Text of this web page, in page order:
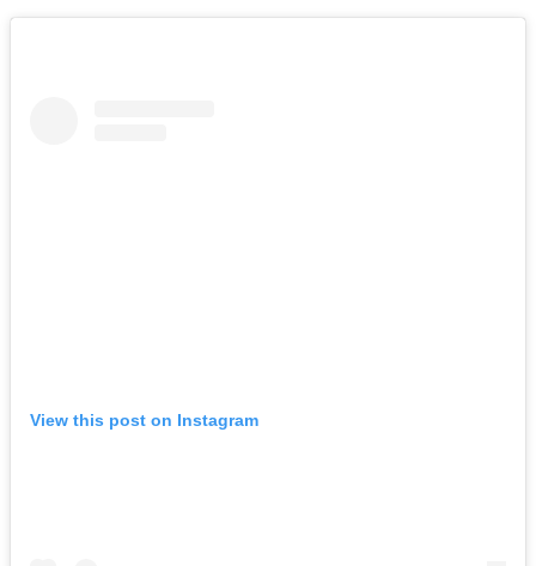
View this post on Instagram